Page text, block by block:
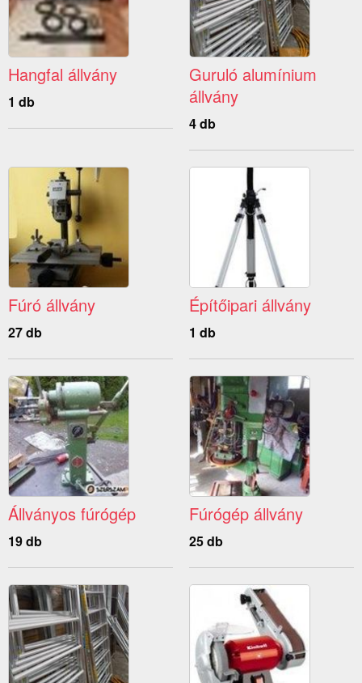
Hangfal állvány
1 db
Guruló alumínium
állvány
4 db
Fúró állvány
27 db
Építőipari állvány
1 db
Állványos fúrógép
19 db
Fúrógép állvány
25 db